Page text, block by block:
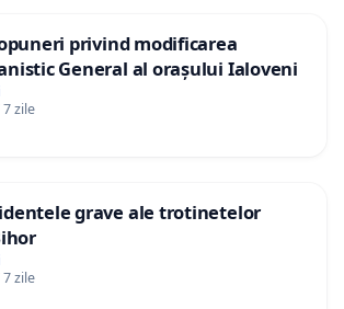
privind modificarea
General al orașului Ialoveni
zile
grave ale trotinetelor
zile